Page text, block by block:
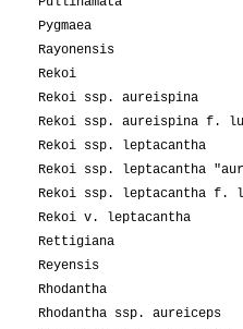
Pygmaea
Rayonensis
Rekoi
Rekoi ssp. aureispina
Rekoi ssp. aureispina f.
Rekoi ssp. leptacantha
Rekoi ssp. leptacantha
Rekoi ssp. leptacantha f.
Rekoi v. leptacantha
Rettigiana
Reyensis
Rhodantha
Rhodantha ssp. aureiceps